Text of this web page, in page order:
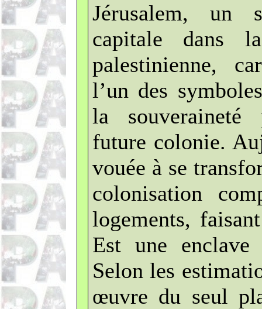
Jérusalem, un
capitale dans
palestinienne,
l’un des
la souveraineté
future colonie.
vouée à se
colonisation
logements,
Est une
Selon les
œuvre du seul